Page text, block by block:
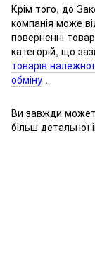
Крім того, до
компанія може
поверненні
категорій, що
товарів
обміну .
Ви завжди
більш детальної